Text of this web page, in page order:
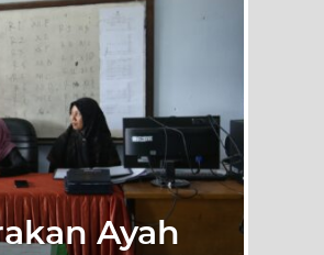
Ayah